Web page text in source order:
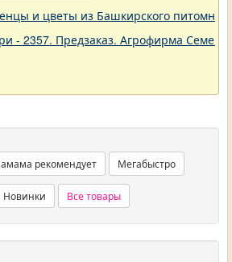
и цветы из Башкирского
- 2357. Предзаказ. Агрофирма
рекомендует Мегабыстро
Новинки Все товары